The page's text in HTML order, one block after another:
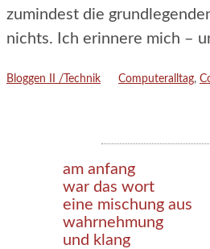
zumindest die
nichts. Ich erinnere mich –
Kategorien
Bloggen II /Technik Schlagwörter
Computeralltag,
am anfang
war das wort
eine mischung aus
wahrnehmung
und klang